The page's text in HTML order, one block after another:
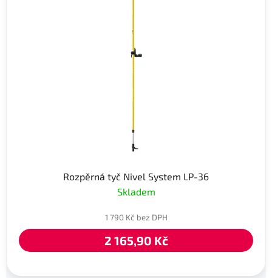
Rozpěrná tyč Nivel System LP-36
Skladem
1 790 Kč bez DPH
2 165,90 Kč